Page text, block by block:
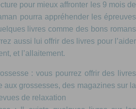
pour mieux affronter les 9 mois de
pourra appréhender les épreuves
livres comme des bons romans
aussi lui offrir des livres pour l’aider
et l’allaitement.
: vous pourrez offrir des livres
aux grossesses, des magazines sur la
de relaxation